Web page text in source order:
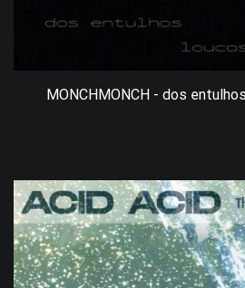
MONCHMONCH - dos